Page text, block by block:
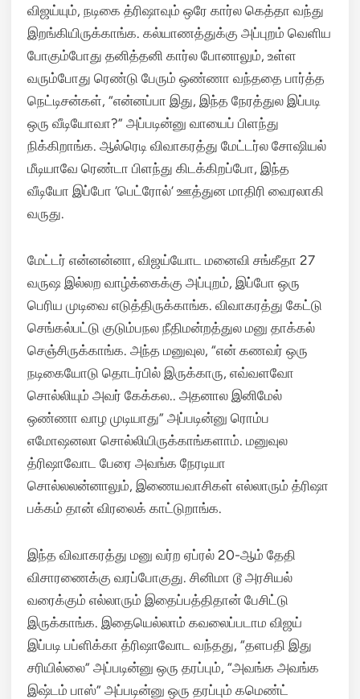
விஜய்யும், நடிகை த்ரிஷாவும் ஒரே கார்ல கெத்தா வந்து
இறங்கியிருக்காங்க. கல்யாணத்துக்கு அப்புறம் வெளிய
போகும்போது தனித்தனி கார்ல போனாலும், உள்ள
வரும்போது ரெண்டு பேரும் ஒண்ணா வந்ததை பார்த்த
நெட்டிசன்கள், “என்னப்பா இது, இந்த நேரத்துல இப்படி
ஒரு வீடியோவா?” அப்படின்னு வாயைப் பிளந்து
நிக்கிறாங்க. ஆல்ரெடி விவாகரத்து மேட்டர்ல சோஷியல்
மீடியாவே ரெண்டா பிளந்து கிடக்கிறப்போ, இந்த
வீடியோ இப்போ ‘பெட்ரோல்’ ஊத்துன மாதிரி வைரலாகி
வருது.
மேட்டர் என்னன்னா, விஜய்யோட மனைவி சங்கீதா 27
வருஷ இல்லற வாழ்க்கைக்கு அப்புறம், இப்போ ஒரு
பெரிய முடிவை எடுத்திருக்காங்க. விவாகரத்து கேட்டு
செங்கல்பட்டு குடும்பநல நீதிமன்றத்துல மனு தாக்கல்
செஞ்சிருக்காங்க. அந்த மனுவுல, “என் கணவர் ஒரு
நடிகையோடு தொடர்பில் இருக்காரு, எவ்வளவோ
சொல்லியும் அவர் கேக்கல.. அதனால இனிமேல்
ஒண்ணா வாழ முடியாது” அப்படின்னு ரொம்ப
எமோஷனலா சொல்லியிருக்காங்களாம். மனுவுல
த்ரிஷாவோட பேரை அவங்க நேரடியா
சொல்லலன்னாலும், இணையவாசிகள் எல்லாரும் த்ரிஷா
பக்கம் தான் விரலைக் காட்டுறாங்க.
இந்த விவாகரத்து மனு வர்ற ஏப்ரல் 20-ஆம் தேதி
விசாரணைக்கு வரப்போகுது. சினிமா டூ அரசியல்
வரைக்கும் எல்லாரும் இதைப்பத்திதான் பேசிட்டு
இருக்காங்க. இதையெல்லாம் கவலைப்படாம விஜய்
இப்படி பப்ளிக்கா த்ரிஷாவோட வந்தது, “தளபதி இது
சரியில்லை” அப்படின்னு ஒரு தரப்பும், “அவங்க அவங்க
இஷ்டம் பாஸ்” அப்படின்னு ஒரு தரப்பும் கமெண்ட்